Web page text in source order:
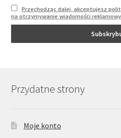
Przechodząc dalej, akceptujesz
na otrzymywanie wiadomości
Przydatne strony
Moje konto